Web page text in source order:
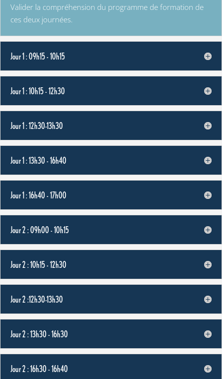
Valider la compréhension du programme de formation de
ces deux journées.
Jour 1 : 09h15 - 10h15
Jour 1 : 10h15 - 12h30
Jour 1 : 12h30-13h30
Jour 1 : 13h30 - 16h40
Jour 1 : 16h40 - 17h00
Jour 2 : 09h00 - 10h15
Jour 2 : 10h15 - 12h30
Jour 2 :12h30-13h30
Jour 2 : 13h30 - 16h30
Jour 2 : 16h30 - 16h40